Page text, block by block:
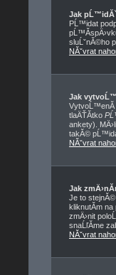
Jak
PĹ™idat
sluĹˇnĂ©ho
NĂˇvrat
Jak
VytvoĹ™enĂ­
tlaÄŤĂ­tko
ankety).
takĂ©
NĂˇvrat
Jak
Je to stejnĂ©
kliknutĂ­m
zmÄ›nit
snaĹľĂ­me
NĂˇvrat